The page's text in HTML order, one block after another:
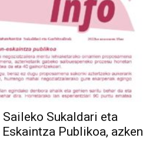
Saileko Sukaldari eta
Publikoa, azken